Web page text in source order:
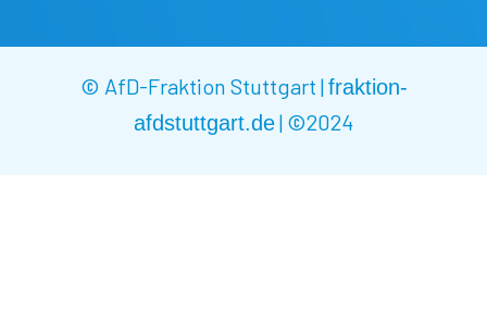
© AfD-Fraktion Stuttgart |fraktion-
afdstuttgart.de| ©2024